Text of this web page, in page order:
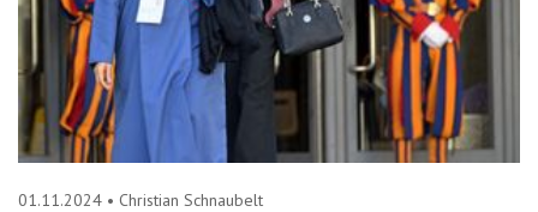
01.11.2024 • Christian Schnaubelt